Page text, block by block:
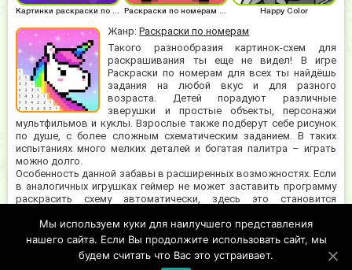
Жанр:Раскраски по номерам
Такого разнообразия картинок-схем для
раскрашивания ты еще не видел! В игре
Раскраски по номерам для всех ты найдёшь
задания на любой вкус и для разного
возраста. Детей порадуют различные
зверушки и простые объекты, персонажи
мультфильмов и куклы. Взрослые также подберут себе рисунок
по душе, с более сложным схематическим заданием. В таких
испытаниях много мелких деталей и богатая палитра – играть
можно долго.
Особенность данной забавы в расширенных возможностях. Если
в аналогичных игрушках геймер не может заставить программу
раскрасить схему автоматически, здесь это становится
картинки во все необходимые цвета, нажимай на значок
бомбочки в нижнем углу экрана. Закрасить конкретный фрагмент
одним цветом – волшебную палочку.
Картинки раскраски по номерам Раскраски по номерам для детей Happy Color
Мы используем куки для наилучшего представления
нашего сайта. Если Вы продолжите использовать сайт, мы
будем считать что Вас это устраивает.